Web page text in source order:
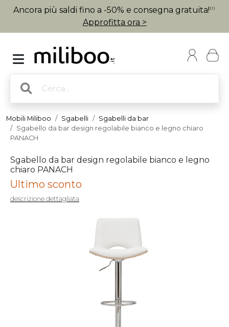
Ancora più saldi fino a -50% e consegna gratuita! (1)
Approfitta ora >
Mobili Miliboo Sgabelli
Sgabelli da bar
Sgabello da bar design regolabile bianco e legno chiaro
PANACH
Sgabello da bar design regolabile bianco e legno
chiaro PANACH
Ultimo sconto
descrizione dettagliata